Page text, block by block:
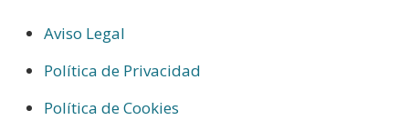
Aviso Legal
Política de Privacidad
Política de Cookies